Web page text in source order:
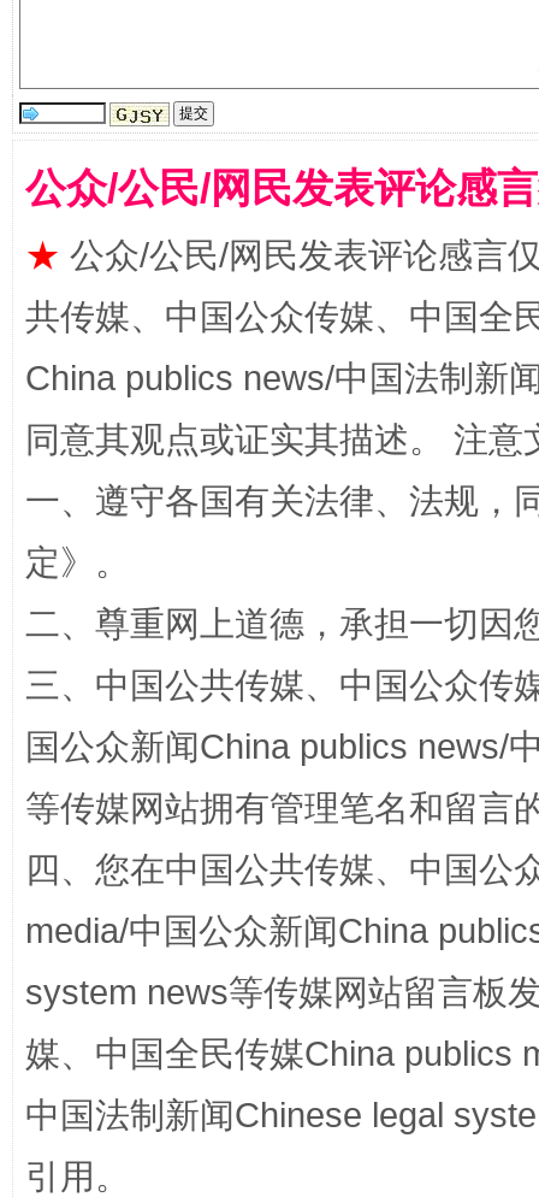
受贿1.44亿！段成刚被判无期 从幼
全民健身五年计划来了！等你上场
阿坝州三大球赛在茂县开幕 规模
国家大学科技园优化重塑工作
公众/公民/网民发表评论感
★ 公众/公民/网民发表评论感言
共传媒、中国公众传媒、中国全
China publics news/中国法制新
同意其观点或证实其描述。 注
一、遵守各国有关法律、法规，
定》。
二、尊重网上道德，承担一切因
三、中国公共传媒、中国公众传
国公众新闻China publics news/
等传媒网站拥有管理笔名和留言
四、您在中国公共传媒、中国公
media/中国公众新闻China
system news等传媒网站留言板
媒、中国全民传媒China publics
中国法制新闻Chinese legal
引用。